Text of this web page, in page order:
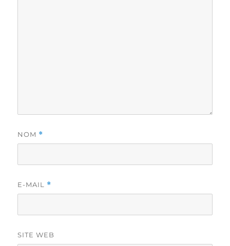
NOM *
E-MAIL *
SITE WEB